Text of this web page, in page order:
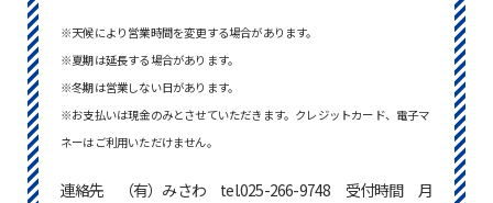
※天候により営業時間を変更する場合があります。
※夏期は延長する場合があります。
※冬期は営業しない日があります。
※お支払いは現金のみとさせていただきます。クレジットカード、電子マ
ネーはご利用いただけません。
連絡先 （有）みさわ tel.025-266-9748 受付時間 月